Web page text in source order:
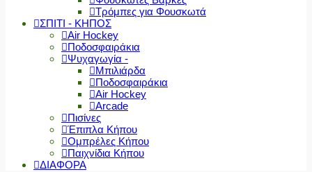
Τρόμπες για Φουσκωτά
ΣΠΙΤΙ - ΚΗΠΟΣ
Air Hockey
Ποδοσφαιράκια
Ψυχαγωγία -
Μπιλιάρδα
Ποδοσφαιράκια
Air Hockey
Arcade
Πισίνες
Έπιπλα Κήπου
Ομπρέλες Κήπου
Παιχνίδια Κήπου
ΔΙΑΦΟΡΑ